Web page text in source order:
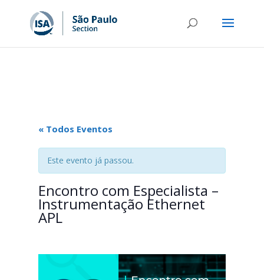
« Todos Eventos
Este evento já passou.
Encontro com Especialista –
Instrumentação Ethernet
APL